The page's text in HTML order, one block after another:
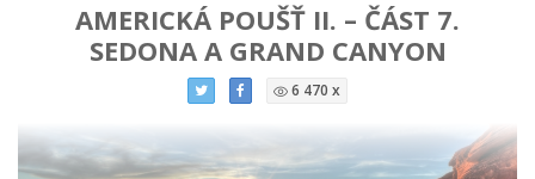
AMERICKÁ POUŠŤ II. – ČÁST 7.
SEDONA A GRAND CANYON
6 470 x